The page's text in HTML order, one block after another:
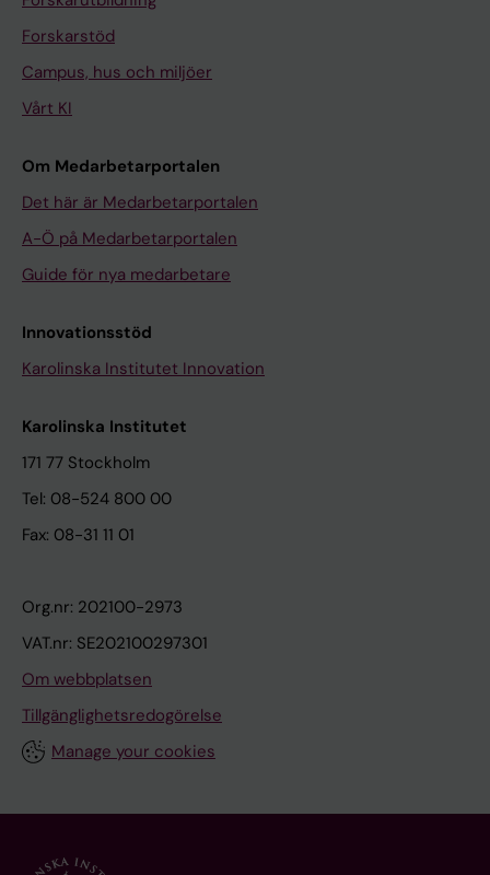
Forskarstöd
Campus, hus och miljöer
Vårt KI
Om Medarbetarportalen
Det här är Medarbetarportalen
A-Ö på Medarbetarportalen
Guide för nya medarbetare
Innovationsstöd
Karolinska Institutet Innovation
Karolinska Institutet
171 77 Stockholm
Tel: 08-524 800 00
Fax: 08-31 11 01
Org.nr: 202100-2973
VAT.nr: SE202100297301
Om webbplatsen
Tillgänglighetsredogörelse
Manage your cookies